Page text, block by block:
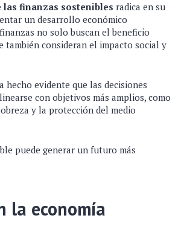
finanzas sostenibles radica en su
un desarrollo económico
no solo buscan el beneficio
también consideran el impacto social y
hecho evidente que las decisiones
con objetivos más amplios, como
y la protección del medio
puede generar un futuro más
la economía